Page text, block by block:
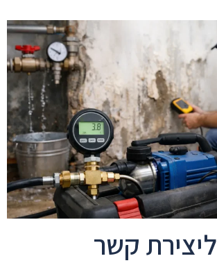
ליצירת קשר